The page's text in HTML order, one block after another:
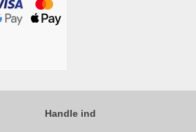
Handle ind